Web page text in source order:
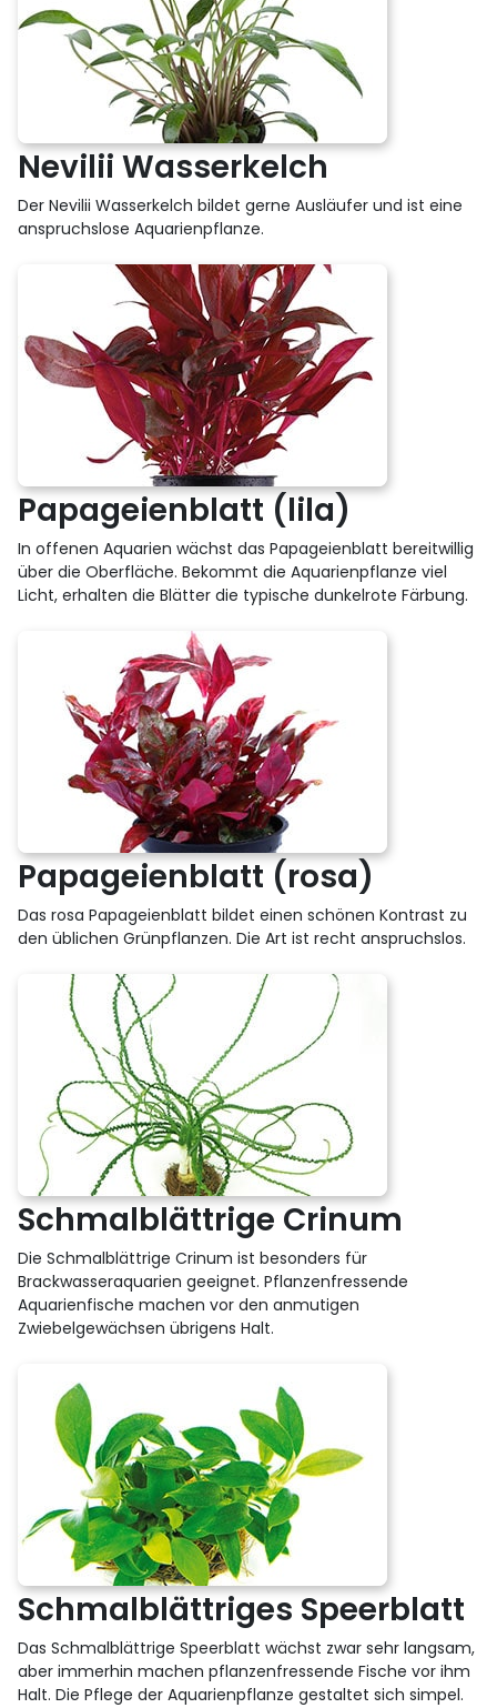
Nevilii Wasserkelch
Der Nevilii Wasserkelch bildet gerne Ausläufer und ist eine
anspruchslose Aquarienpflanze.
Papageienblatt (lila)
In offenen Aquarien wächst das Papageienblatt bereitwillig
über die Oberfläche. Bekommt die Aquarienpflanze viel
Licht, erhalten die Blätter die typische dunkelrote Färbung.
Papageienblatt (rosa)
Das rosa Papageienblatt bildet einen schönen Kontrast zu
den üblichen Grünpflanzen. Die Art ist recht anspruchslos.
Schmalblättrige Crinum
Die Schmalblättrige Crinum ist besonders für
Brackwasseraquarien geeignet. Pflanzenfressende
Aquarienfische machen vor den anmutigen
Zwiebelgewächsen übrigens Halt.
Schmalblättriges Speerblatt
Das Schmalblättrige Speerblatt wächst zwar sehr langsam,
aber immerhin machen pflanzenfressende Fische vor ihm
Halt. Die Pflege der Aquarienpflanze gestaltet sich simpel.